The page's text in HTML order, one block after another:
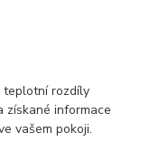
teplotní rozdíly
získané informace
vašem pokoji.